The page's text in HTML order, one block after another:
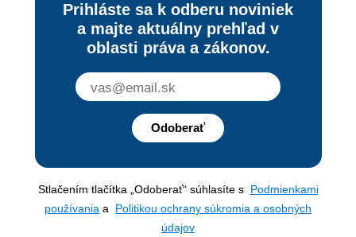
Prihláste sa k odberu noviniek
a majte aktuálny prehľad v
oblasti práva a zákonov.
Odoberať
Stlačením tlačítka „Odoberať“ súhlasíte s Podmienkami
používania a Politikou ochrany súkromia a osobných
údajov